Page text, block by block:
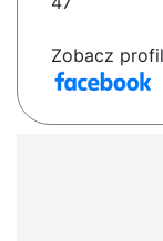
Zobacz